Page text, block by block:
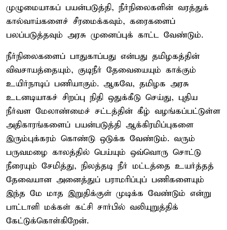
முழுமையாகப் பயன்படுத்தி, நீர்நிலைகளின் வரத்துக்
கால்வாய்களைச் சீரமைக்கவும், கரைகளைப்
பலப்படுத்தவும் அரசு முனைப்புக் காட்ட வேண்டும்.
நீர்நிலைகளைப் பாதுகாப்பது என்பது தமிழகத்தின்
விவசாயத்தையும், குடிநீர் தேவையையும் காக்கும்
உயிர்நாடிப் பணியாகும். ஆகவே, தமிழக அரசு
உடனடியாகச் சிறப்பு நிதி ஒதுக்கீடு செய்து, புதிய
நீர்வள மேலாண்மைச் சட்டத்தின் கீழ் வழங்கப்பட்டுள்ள
அதிகாரங்களைப் பயன்படுத்தி ஆக்கிரமிப்புகளை
இரும்புக்கரம் கொண்டு ஒடுக்க வேண்டும். வரும்
பருவமழை காலத்தில் பெய்யும் ஒவ்வொரு சொட்டு
நீரையும் சேமித்து, நிலத்தடி நீர் மட்டத்தை உயர்த்தத்
தேவையான அனைத்துப் பராமரிப்புப் பணிகளையும்
இந்த மே மாத இறுதிக்குள் முடிக்க வேண்டும் என்று
பாட்டாளி மக்கள் கட்சி சார்பில் வலியுறுத்திக்
கேட்டுக்கொள்கிறேன்.